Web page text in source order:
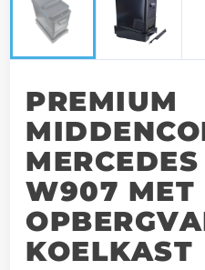
PREMIUM
W907 MET
KOELKAST